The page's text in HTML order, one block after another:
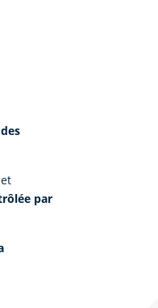
par